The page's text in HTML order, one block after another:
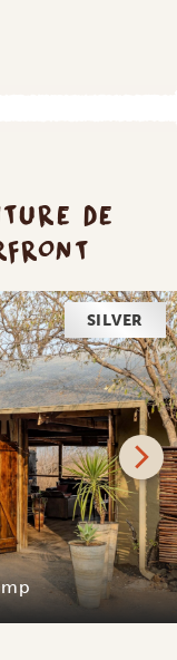
DE
SILVER